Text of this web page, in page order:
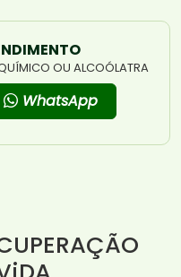
OU ALCOÓLATRA
WhatsApp